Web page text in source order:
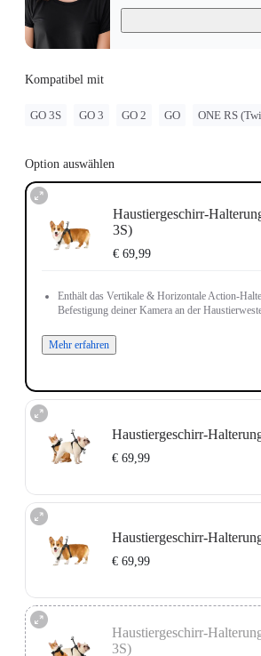
Kompatibel mit
GO 3S GO 3 GO 2 GO ONE RS
Option auswählen
Haustiergeschirr-
3S)
€ 69,99
Enthält das Vertikale & Horizontale Action-
Befestigung deiner Kamera an der
Mehr erfahren
Haustiergeschirr-
€ 69,99
Mehr erfahren
Haustiergeschirr-
€ 69,99
der Haustierweste konzipiert ist.
Haustiergeschirr-
3S)